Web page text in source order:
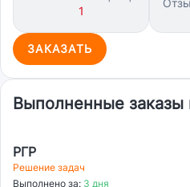
1
ЗАКАЗАТЬ
Выполненные заказы
РГР
Решение задач
Выполнено за: 3 дня